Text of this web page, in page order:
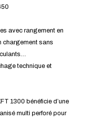
avec rangement en
chargement sans
technique et
1300 bénéficie d’une
multi perforé pour